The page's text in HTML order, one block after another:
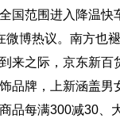
国范围进入降温快
微博热议。南方也
来之际，京东新百
品牌，上新涵盖男
品每满300减30、